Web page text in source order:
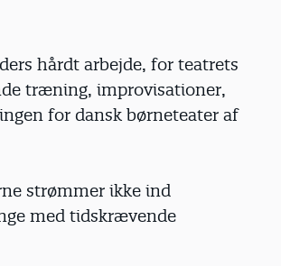
hårdt arbejde, for teatrets
træning, improvisationer,
for dansk børneteater af
strømmer ikke ind
med tidskrævende